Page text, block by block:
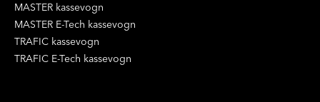
MASTER kassevogn
MASTER E-Tech kassevogn
TRAFIC kassevogn
TRAFIC E-Tech kassevogn